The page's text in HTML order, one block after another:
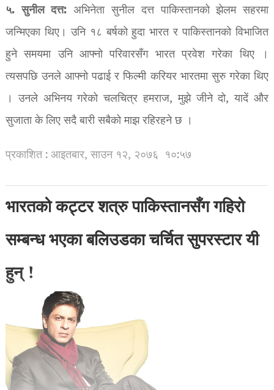
५. सुनील दत्त: अभिनेता सुनील दत्त पाकिस्तानको झेलम सहरमा
जन्मिएका थिए। उनि १८ बर्षको हुदा भारत र पाकिस्तानको विभाजित
हुने समयमा उनि आफ्नो परिवारसँग भारत प्रवेश गरेका थिए ।
त्यसपछि उनले आफ्नो पढाई र फिल्मी करियर भारतमा सुरु गरेका थिए
। उनले अभिनय गरेको चलचित्र हमराज, मुझे जीने दो, यादें और
सुजाता के लिए सदै बारी सबैको माझ रहिरहने छ ।
प्रकाशित : आइतबार, साउन १२, २०७६ १०:५७
भारतको कट्टर शत्रु पाकिस्तानसँग गहिरो
सम्बन्ध भएका बलिउडका चर्चित सुपरस्टार यी
हुन् !